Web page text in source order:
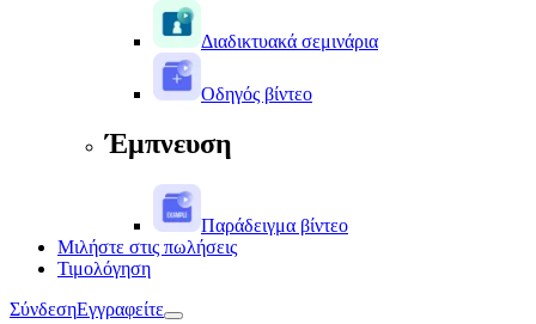
Διαδικτυακά σεμινάρια
Οδηγός βίντεο
Έμπνευση
Παράδειγμα βίντεο
Μιλήστε στις πωλήσεις
Τιμολόγηση
ΣύνδεσηΕγγραφείτε